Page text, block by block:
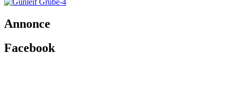
Annonce
Facebook